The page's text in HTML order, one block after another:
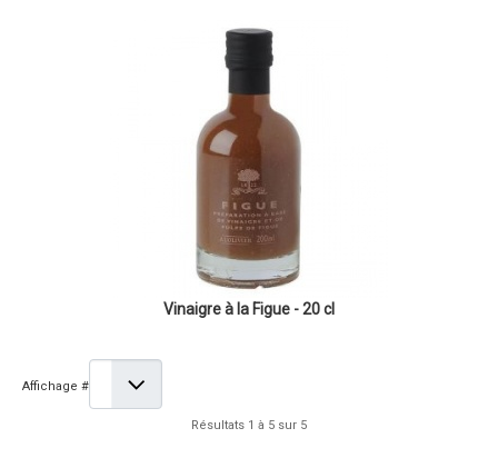
Vinaigre à la Figue - 20 cl
Affichage #
Résultats 1 à 5 sur 5